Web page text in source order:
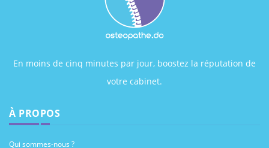
En moins de cinq minutes par jour, boostez la réputation de
votre cabinet.
À PROPOS
Qui sommes-nous ?